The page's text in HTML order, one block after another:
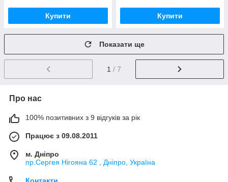
Купити Купити
Показати ще
1 / 7
Про нас
100% позитивних з 9 відгуків за рік
Працює з 09.08.2011
м. Дніпро
пр.Сергея Нігояна 62 , Дніпро, Україна